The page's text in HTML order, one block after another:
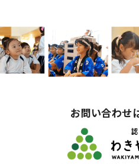
お問い合わせ